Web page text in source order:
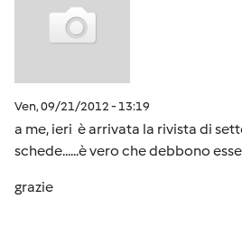
Ven, 09/21/2012 - 13:19
a me, ieri è arrivata la rivista di
schede......è vero che debbono
grazie